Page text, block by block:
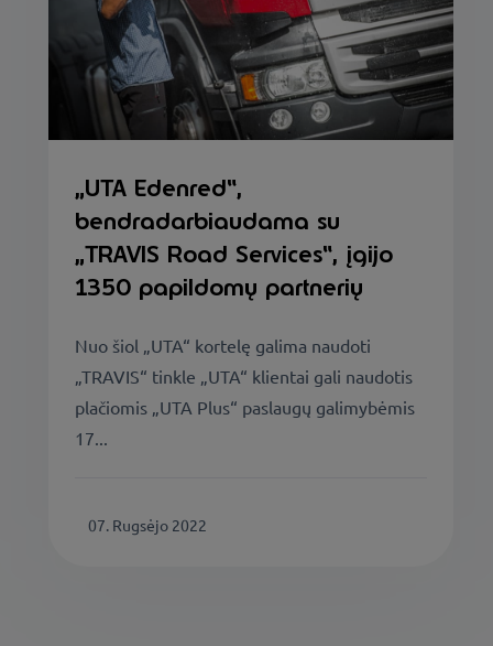
„UTA Edenred“,
bendradarbiaudama su
„TRAVIS Road Services“, įgijo
1350 papildomų partnerių
Nuo šiol „UTA“ kortelę galima naudoti
„TRAVIS“ tinkle „UTA“ klientai gali naudotis
plačiomis „UTA Plus“ paslaugų galimybėmis
17...
07. Rugsėjo 2022